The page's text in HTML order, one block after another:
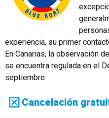
experiencia, su primer
En Canarias, la observación
se encuentra regulada en el
septiembre
Cancelación